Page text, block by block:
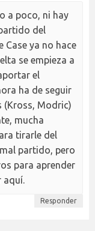
a poco, ni hay
del
Case ya no hace
se empieza a
el
ha de seguir
(Kross, Modric)
mucha
tirarle del
partido, pero
para aprender
aquí.
Responder